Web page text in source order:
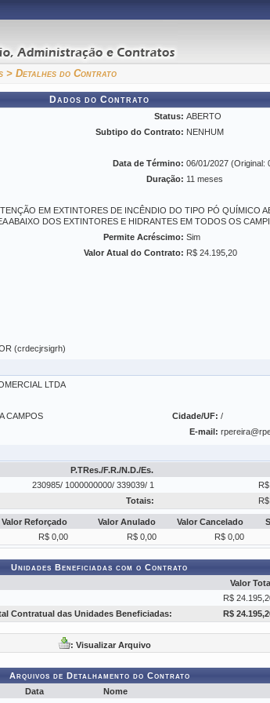
> Detalhes do Contrato
Dados do Contrato
Status: ABERTO
Subtipo do Contrato: NENHUM
Data de Término: 06/01/2027 (Original:
Duração: 11 meses
EM EXTINTORES DE INCÊNDIO DO TIPO PÓ QUÍMICO
ABAIXO DOS EXTINTORES E HIDRANTES EM TODOS OS
Permite Acréscimo: Sim
Valor Atual do Contrato: R$ 24.195,20
(crdecjrsigrh)
LTDA
CAMPOS Cidade/UF: /
E-mail:
P.TRes./F.R./N.D./Es.
230985/ 1000000000/ 339039/ 1
Totais:
Valor Reforçado Valor Anulado Valor Cancelado
R$ 0,00 R$ 0,00 R$ 0,00
Unidades Beneficiadas com o Contrato
Valor
R$
Contratual das Unidades Beneficiadas:
R$
: Visualizar Arquivo
Arquivos de Detalhamento do Contrato
Data
Nome